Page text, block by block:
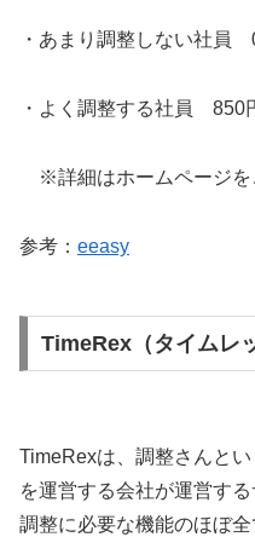
・あまり調整しない社員
・よく調整する社員 850
※詳細はホームページを
参考： eeasy
TimeRex（タイムレ
TimeRexは、調整さんと
を運営する会社が運営す
調整に必要な機能のほぼ